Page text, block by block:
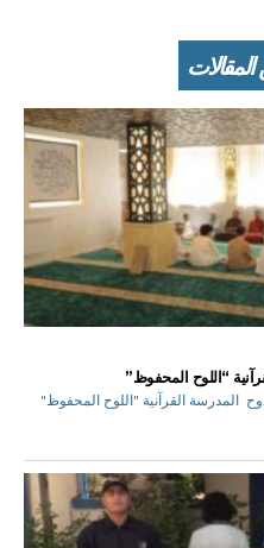
“اللوح المحفوظ”
المدرسة القرآنية "اللوح المحفوظ"